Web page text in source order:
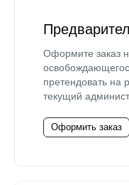
Оформите заказ
претендовать на
текущий
Оформить заказ